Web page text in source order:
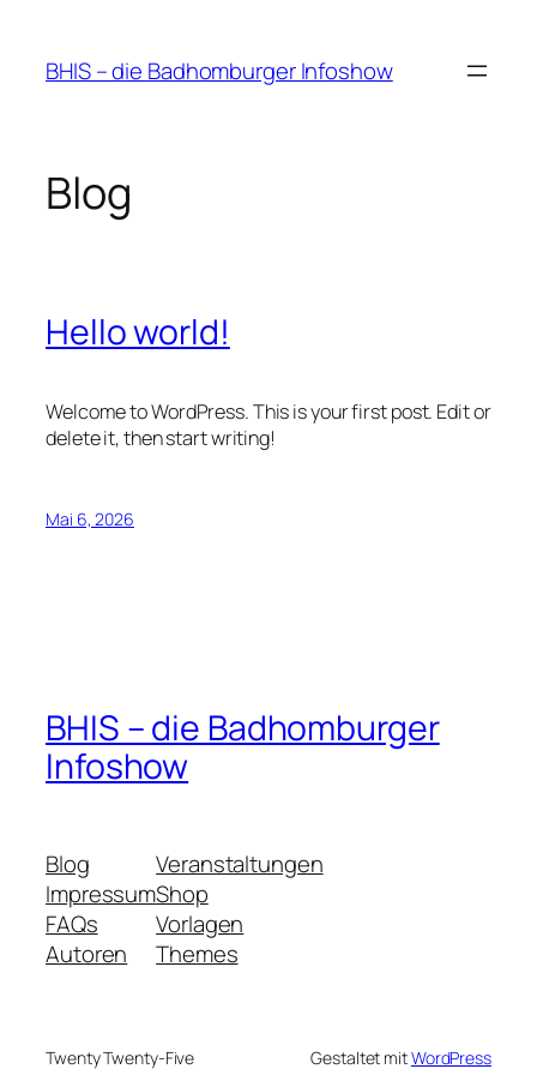
springen
BHIS – die Badhomburger Infoshow
Blog
Hello world!
Welcome to WordPress. This is your first post. Edit or
delete it, then start writing!
Mai 6, 2026
BHIS – die Badhomburger
Infoshow
Blog
Impressum
FAQs
Autoren
Veranstaltungen
Shop
Vorlagen
Themes
Twenty Twenty-Five Gestaltet mitWordPress